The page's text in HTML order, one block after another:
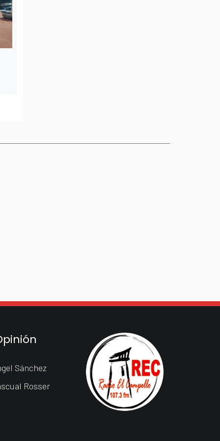
Sánchez
Rosser